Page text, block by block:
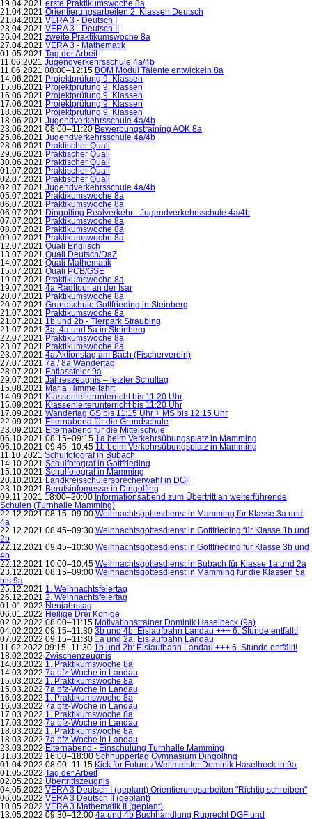
19.04.2021 erste Praktikumswoche 8a
21.04.2021 Orientierungsarbeiten 2. Klassen Deutsch
21.04.2021 VERA 3 - Deutsch I
23.04.2021 VERA 3 - Deutsch II
26.04.2021 zweite Praktikumswoche 8a
27.04.2021 VERA 3 - Mathematik
01.05.2021 Tag der Arbeit
11.06.2021 Jugendverkehrsschule 4a/4b
11.06.2021 08:00–12:15 BOM Modul Talente entwickeln 8a
14.06.2021 Projektprüfung 9. Klassen
15.06.2021 Projektprüfung 9. Klassen
16.06.2021 Projektprüfung 9. Klassen
17.06.2021 Projektprüfung 9. Klassen
18.06.2021 Projektprüfung 9. Klassen
18.06.2021 Jugendverkehrsschule 4a/4b
23.06.2021 08:00–11:20 Bewerbungstraining AOK 8a
25.06.2021 Jugendverkehrsschule 4a/4b
28.06.2021 Praktischer Quali
29.06.2021 Praktischer Quali
30.06.2021 Praktischer Quali
01.07.2021 Praktischer Quali
02.07.2021 Praktischer Quali
02.07.2021 Jugendverkehrsschule 4a/4b
05.07.2021 Praktikumswoche 8a
06.07.2021 Praktikumswoche 8a
06.07.2021 Dingolfing Realverkehr - Jugendverkehrsschule 4a/4b
07.07.2021 Praktikumswoche 8a
08.07.2021 Praktikumswoche 8a
09.07.2021 Praktikumswoche 8a
12.07.2021 Quali Englisch
13.07.2021 Quali Deutsch/DaZ
14.07.2021 Quali Mathematik
15.07.2021 Quali PCB/GSE
19.07.2021 Praktikumswoche 8a
19.07.2021 4a Radltour an der Isar
20.07.2021 Praktikumswoche 8a
20.07.2021 Grundschule Gottfrieding in Steinberg
21.07.2021 Praktikumswoche 8a
21.07.2021 1b und 2b - Tierpark Straubing
21.07.2021 3a, 4a und 5a in Steinberg
22.07.2021 Praktikumswoche 8a
23.07.2021 Praktikumswoche 8a
23.07.2021 4a Aktionstag am Bach (Fischerverein)
27.07.2021 7a / 8a Wandertag
28.07.2021 Entlassfeier 9a
29.07.2021 Jahreszeugnis – letzter Schultag
15.08.2021 Mariä Himmelfahrt
14.09.2021 Klassenleiterunterricht bis 11:20 Uhr
15.09.2021 Klassenleiterunterricht bis 11:20 Uhr
17.09.2021 Wandertag GS bis 11:15 Uhr + MS bis 12:15 Uhr
22.09.2021 Elternabend für die Grundschule
23.09.2021 Elternabend für die Mittelschule
06.10.2021 08:15–09:15 1a beim Verkehrsübungsplatz in Mamming
06.10.2021 09:45–10:45 1b beim Verkehrsübungsplatz in Mamming
11.10.2021 Schulfotograf in Bubach
14.10.2021 Schulfotograf in Gottfrieding
15.10.2021 Schulfotograf in Mamming
20.10.2021 Landkreisschülersprecherwahl in DGF
23.10.2021 Berufsinfomesse in Dingolfing
09.11.2021 18:00–20:00 Informationsabend zum Übertritt an weiterführende
Schulen (Turnhalle Mamming)
22.12.2021 08:15–09:00 Weihnachtsgottesdienst in Mamming für Klasse 3a und
4a
22.12.2021 08:45–09:30 Weihnachtsgottesdienst in Gottfrieding für Klasse 1b und
2b
22.12.2021 09:45–10:30 Weihnachtsgottesdienst in Gottfrieding für Klasse 3b und
4b
22.12.2021 10:00–10:45 Weihnachtsgottesdienst in Bubach für Klasse 1a und 2a
23.12.2021 08:15–09:00 Weihnachtsgottesdienst in Mamming für die Klassen 5a
bis 9a
25.12.2021 1. Weihnachtsfeiertag
26.12.2021 2. Weihnachtsfeiertag
01.01.2022 Neujahrstag
06.01.2022 Heilige Drei Könige
02.02.2022 08:00–11:15 Motivationstrainer Dominik Haselbeck (9a)
04.02.2022 09:15–11:30 3b und 4b: Eislaufbahn Landau +++ 6. Stunde entfällt!
07.02.2022 09:15–11:30 1a und 2a: Eislaufbahn Landau
11.02.2022 09:15–11:30 1b und 2b: Eislaufbahn Landau +++ 6. Stunde entfällt!
18.02.2022 Zwischenzeugnis
14.03.2022 1. Praktikumswoche 8a
14.03.2022 7a bfz-Woche in Landau
15.03.2022 1. Praktikumswoche 8a
15.03.2022 7a bfz-Woche in Landau
16.03.2022 1. Praktikumswoche 8a
16.03.2022 7a bfz-Woche in Landau
17.03.2022 1. Praktikumswoche 8a
17.03.2022 7a bfz-Woche in Landau
18.03.2022 1. Praktikumswoche 8a
18.03.2022 7a bfz-Woche in Landau
23.03.2022 Elternabend - Einschulung Turnhalle Mamming
31.03.2022 16:00–18:00 Schnuppertag Gymnasium Dingolfing
01.04.2022 08:00–11:15 Kick for Future / Weltmeister Dominik Haselbeck in 9a
01.05.2022 Tag der Arbeit
02.05.2022 Übertrittszeugnis
04.05.2022 VERA 3 Deutsch I (geplant) Orientierungsarbeiten "Richtig schreiben"
06.05.2022 VERA 3 Deutsch II (geplant)
10.05.2022 VERA 3 Mathematik II (geplant)
13.05.2022 09:30–12:00 4a und 4b Buchhandlung Ruprecht DGF und